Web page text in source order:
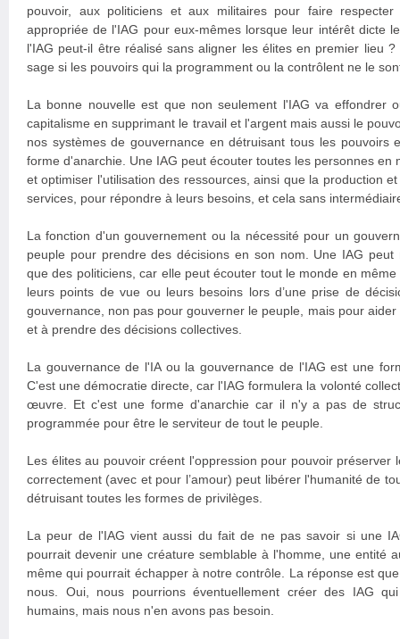
pouvoir, aux politiciens et aux militaires pour faire
appropriée de l'IAG pour eux-mêmes lorsque leur intérêt dicte
l'IAG peut-il être réalisé sans aligner les élites en premier lieu
sage si les pouvoirs qui la programment ou la contrôlent ne le
La bonne nouvelle est que non seulement l'IAG va effondrer
capitalisme en supprimant le travail et l'argent mais aussi le
nos systèmes de gouvernance en détruisant tous les pouvoirs
forme d'anarchie. Une IAG peut écouter toutes les personnes en
et optimiser l'utilisation des ressources, ainsi que la production
services, pour répondre à leurs besoins, et cela sans
La fonction d'un gouvernement ou la nécessité pour un
peuple pour prendre des décisions en son nom. Une IAG peut
que des politiciens, car elle peut écouter tout le monde en
leurs points de vue ou leurs besoins lors d’une prise de
gouvernance, non pas pour gouverner le peuple, mais pour
et à prendre des décisions collectives.
La gouvernance de l'IA ou la gouvernance de l'IAG est une
C'est une démocratie directe, car l'IAG formulera la volonté
œuvre. Et c'est une forme d'anarchie car il n'y a pas de
programmée pour être le serviteur de tout le peuple.
Les élites au pouvoir créent l'oppression pour pouvoir préserver
correctement (avec et pour l’amour) peut libérer l'humanité de
détruisant toutes les formes de privilèges.
La peur de l'IAG vient aussi du fait de ne pas savoir si une
pourrait devenir une créature semblable à l'homme, une entité
même qui pourrait échapper à notre contrôle. La réponse est
nous. Oui, nous pourrions éventuellement créer des IAG
humains, mais nous n'en avons pas besoin.